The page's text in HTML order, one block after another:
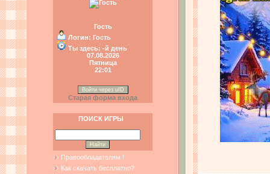
Гость
Логин: Гость
Ты здесь: -й день
07.08.2026
Пятница
22:01
Войти через uID
Старая форма входа
ПОИСК ИГРЫ
Правообладателям !
Как скачать бесплатно?